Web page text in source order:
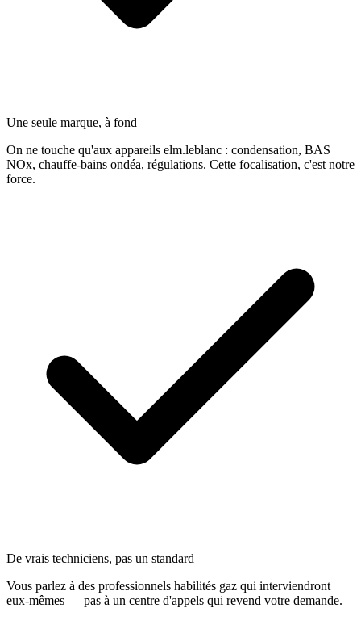
Une seule marque, à fond
On ne touche qu'aux appareils elm.leblanc : condensation, BAS
NOx, chauffe-bains ondéa, régulations. Cette focalisation, c'est notre
force.
De vrais techniciens, pas un standard
Vous parlez à des professionnels habilités gaz qui interviendront
eux-mêmes — pas à un centre d'appels qui revend votre demande.